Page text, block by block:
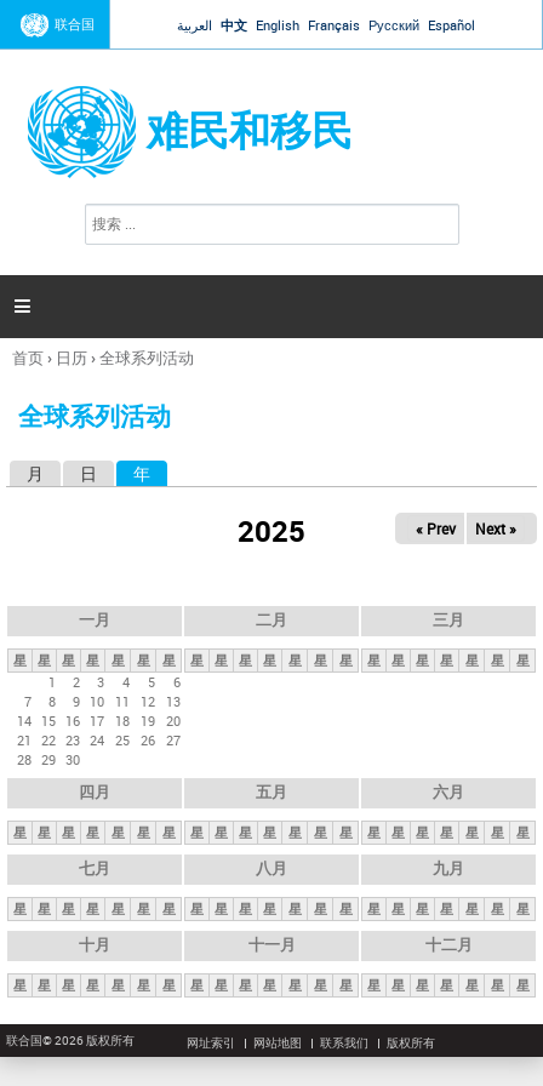
Jump to navigation
联合国 العربية 中文 English Français Русский Español
难民和移民
搜
索

你
这
首页› 日历›全球系列活动
全球系列活动
月 日 年
2025 « Prev Next »
一月
星 星 星 星 星 星
星
1
2 3 4 5
6
7
8 9 10 11 12
13
14 15 16 17 18 19 20
21
22 23 24 25 26 27
28 29 30
二月
星 星 星 星 星 星 星
三月
星 星 星 星 星 星 星
四月
星 星 星 星 星 星 星
五月
星 星 星 星 星 星 星
六月
星 星 星 星 星 星 星
七月
星 星 星 星 星 星 星
八月
星 星 星 星 星 星 星
九月
星 星 星 星 星 星 星
十月
星 星 星 星 星 星 星
十一月
星 星 星 星 星 星 星
十二月
星 星 星 星 星 星 星
联合国© 2026 版权所有 网址索引 网站地图 联系我们 版权所有